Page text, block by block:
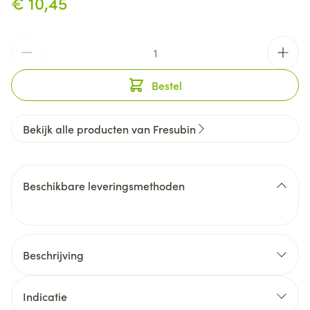
Bestel
Bekijk alle producten van Fresubin
Beschikbare leveringsmethoden
Beschrijving
Indicatie